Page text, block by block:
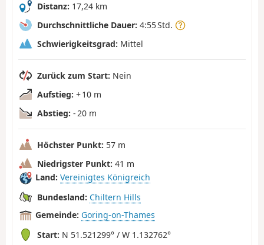
Distanz: 17,24 km
Durchschnittliche Dauer: 4:55 Std.
Schwierigkeitsgrad: Mittel
Zurück zum Start: Nein
Aufstieg: + 10 m
Abstieg: - 20 m
Höchster Punkt: 57 m
Niedrigster Punkt: 41 m
Land: Vereinigtes Königreich
Bundesland: Chiltern Hills
Gemeinde: Goring-on-Thames
Start: N 51.521299° / W 1.132762°